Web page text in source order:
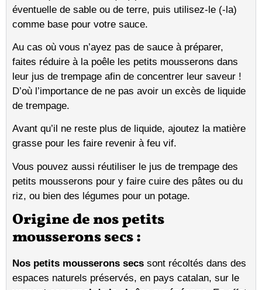
éventuelle de sable ou de terre, puis utilisez-le (-la)
comme base pour votre sauce.
Au cas où vous n’ayez pas de sauce à préparer,
faites réduire à la poêle les petits mousserons dans
leur jus de trempage afin de concentrer leur saveur !
D’où l’importance de ne pas avoir un excès de liquide
de trempage.
Avant qu’il ne reste plus de liquide, ajoutez la matière
grasse pour les faire revenir à feu vif.
Vous pouvez aussi réutiliser le jus de trempage des
petits mousserons pour y faire cuire des pâtes ou du
riz, ou bien des légumes pour un potage.
Origine de nos petits
mousserons secs :
Nos petits mousserons secs sont récoltés dans des
espaces naturels préservés, en pays catalan, sur le